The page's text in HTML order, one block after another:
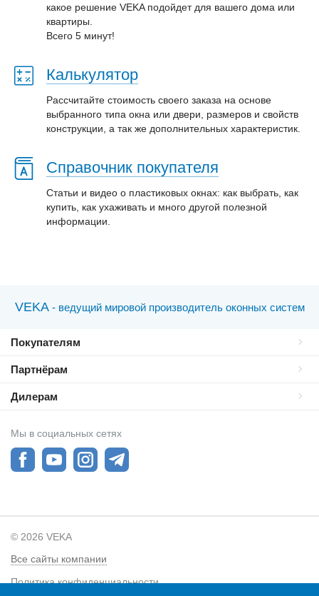
какое решение VEKA подойдет для вашего дома или
квартиры.
Всего 5 минут!
Калькулятор
Рассчитайте стоимость своего заказа на основе
выбранного типа окна или двери, размеров и свойств
конструкции, а так же дополнительных характеристик.
Справочник покупателя
Статьи и видео о пластиковых окнах: как выбрать, как
купить, как ухаживать и много другой полезной
информации.
VEKA - ведущий мировой производитель оконных систем
Покупателям
Партнёрам
Дилерам
Мы в социальных сетях
© 2026 VEKA
Все сайты компании
Политика конфиденциальности